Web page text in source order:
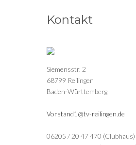
Kontakt
Siemensstr. 2
68799 Reilingen
Baden-Württemberg
Vorstand1@tv-reilingen.de
06205 / 20 47 470 (Clubhaus)